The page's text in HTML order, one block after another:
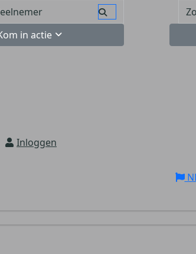
in actie
Inloggen